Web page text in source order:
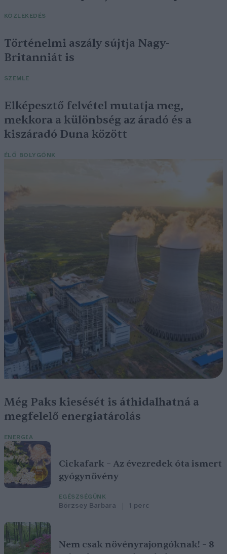
KÖZLEKEDÉS
Történelmi aszály sújtja Nagy-
Britanniát is
SZEMLE
Elképesztő felvétel mutatja meg,
mekkora a különbség az áradó és a
kiszáradó Duna között
ÉLŐ BOLYGÓNK
Még Paks kiesését is áthidalhatná a
megfelelő energiatárolás
ENERGIA
Cickafark – Az évezredek óta ismert
gyógynövény
EGÉSZSÉGÜNK
Börzsey Barbara 1 perc
Nem csak növényrajongóknak! – 8